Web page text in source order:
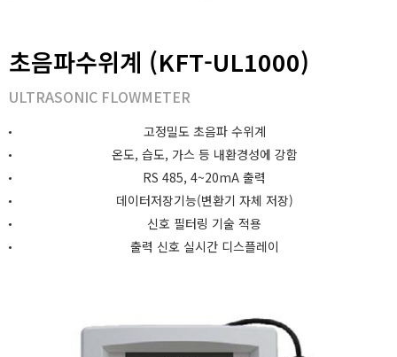
초음파수위계 (KFT-UL1000)
ULTRASONIC FLOWMETER
고정밀도 초음파 수위계
온도, 습도, 가스 등 내환경성에 강함
RS 485, 4~20mA 출력
데이터저장기능(변환기 자체 저장)
신호 필터링 기술 적용
출력 신호 실시간 디스플레이